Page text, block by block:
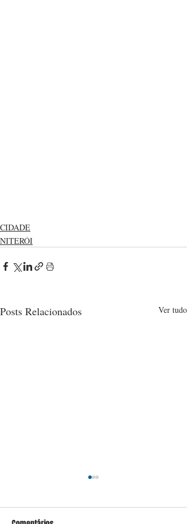
CIDADE
NITERÓI
Posts Relacionados Ver tudo